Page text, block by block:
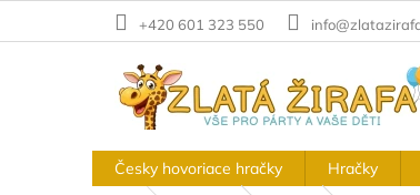
+420 601 323 550
Česky hovoriace hračky Hračky